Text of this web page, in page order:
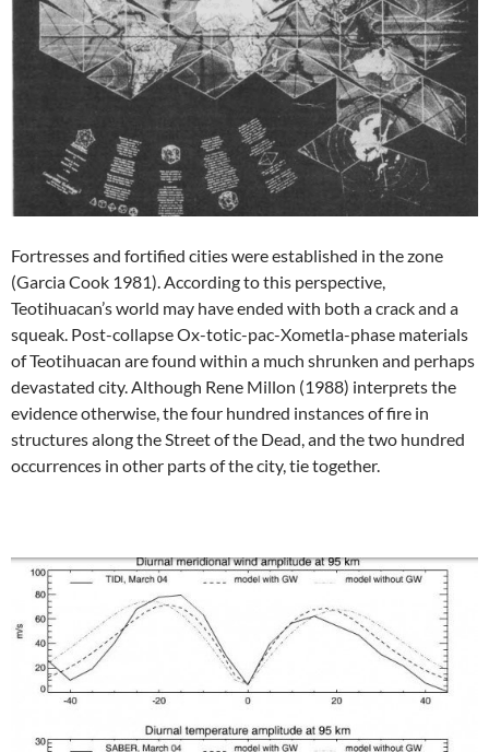
Fortresses and fortified cities were established in the zone
(Garcia Cook 1981). According to this perspective,
Teotihuacan’s world may have ended with both a crack and a
squeak. Post-collapse Ox-totic-pac-Xometla-phase materials
of Teotihuacan are found within a much shrunken and perhaps
devastated city. Although Rene Millon (1988) interprets the
evidence otherwise, the four hundred instances of fire in
structures along the Street of the Dead, and the two hundred
occurrences in other parts of the city, tie together.